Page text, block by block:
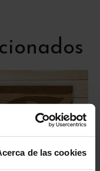
de las cookies